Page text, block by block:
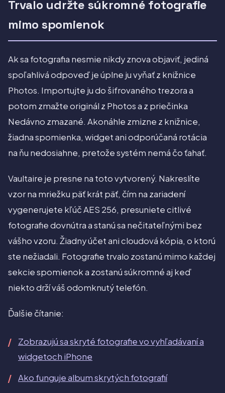
Trvalo udržte súkromné fotografie
mimo spomienok
Ak sa fotografia nesmie nikdy znova objaviť, jediná
spoľahlivá odpoveď je úplne ju vyňať z knižnice
Photos. Importujte ju do šifrovaného trezora a
potom zmažte originál z Photos a z priečinka
Nedávno zmazané. Akonáhle zmizne z knižnice,
žiadna spomienka, widget ani odporúčaná rotácia
na ňu nedosiahne, pretože systém nemá čo ťahať.
Vaultaire je presne na toto vytvorený. Nakreslíte
vzor na mriežku päť krát päť, čím na zariadení
vygenerujete kľúč AES 256, presuniete citlivé
fotografie dovnútra a stanú sa nečitateľnými bez
vášho vzoru. Žiadny účet ani cloudová kópia, o ktorú
ste nežiadali. Fotografie trvalo zostanú mimo každej
sekcie spomienok a zostanú súkromné aj keď
niekto drží váš odomknutý telefón.
Ďalšie čítanie:
Zobrazujú sa skryté fotografie vo vyhľadávaní a
widgetoch iPhone
Ako funguje album skrytých fotografií